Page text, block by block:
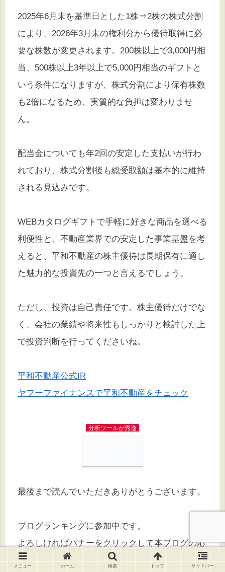
2025年6月末を基準日とした1株⇒2株の株式分割
により、2026年3月末の権利分から優待取得に必
要な株数が変更されます。200株以上で3,000円相
当、500株以上3年以上で5,000円相当のギフトと
いう条件になりますが、株式分割により保有株数
も2倍になるため、実質的な負担は変わりませ
ん。
配当金についても年2回の安定した支払いが行わ
れており、株式分割後も総受取額は基本的に維持
される見込みです。
WEBカタログギフトで手軽に好きな商品を選べる
利便性と、不動産業界での安定した事業基盤を考
えると、平和不動産の株主優待は長期保有に適し
た魅力的な投資先の一つと言えるでしょう。
ただし、投資は自己責任です。株主優待だけでな
く、会社の業績や将来性もしっかりと検討した上
で投資判断を行ってくださいね。
平和不動産公式IR
ヤフーファイナンスで平和不動産をチェック
分析ツールが秀逸
よろしければバナーをクリックして本ブログの応
援をお願いします
メニュー ホーム 検索 トップ サイドバー